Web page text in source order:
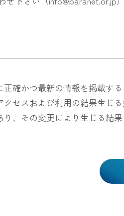
確かつ最新の情報を掲載す
セスおよび利用の結果生じ
、その変更により生じる結